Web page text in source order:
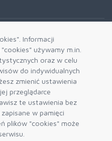
Informacji
używamy m.in.
oraz w celu
do indywidualnych
zmienić ustawienia
przeglądarce
te ustawienia bez
w pamięci
plików "cookies" może